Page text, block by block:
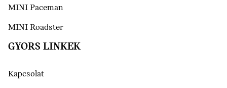
MINI Paceman
MINI Roadster
GYORS LINKEK
Kapcsolat